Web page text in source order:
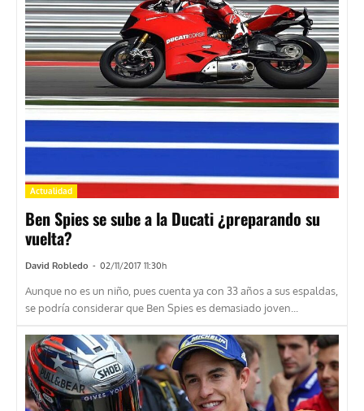
Actualidad
Ben Spies se sube a la Ducati ¿preparando su
vuelta?
David Robledo - 02/11/2017 11:30h
Aunque no es un niño, pues cuenta ya con 33 años a sus espaldas,
se podría considerar que Ben Spies es demasiado joven...